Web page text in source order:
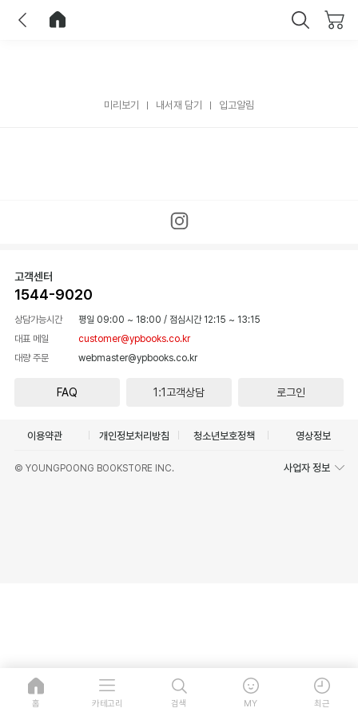
미리보기 내서재 담기 입고알림
고객센터
1544-9020
상담가능시간 평일 09:00 ~ 18:00 / 점심시간 12:15 ~ 13:15
대표 메일
customer@ypbooks.co.kr
대량 주문
webmaster@ypbooks.co.kr
FAQ 1:1고객상담 로그인
이용약관 개인정보처리방침 청소년보호정책 영상정보
© YOUNGPOONG BOOKSTORE INC. 사업자 정보
홈 카테고리 검색 MY 최근